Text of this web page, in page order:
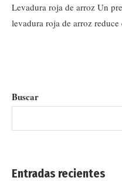
Levadura roja de arroz Un
levadura roja de arroz
Buscar
Entradas recientes